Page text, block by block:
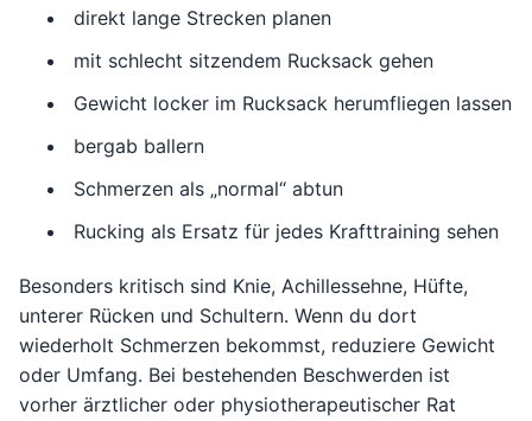
direkt lange Strecken planen
mit schlecht sitzendem Rucksack gehen
Gewicht locker im Rucksack herumfliegen lassen
bergab ballern
Schmerzen als „normal“ abtun
Rucking als Ersatz für jedes Krafttraining sehen
Besonders kritisch sind Knie, Achillessehne, Hüfte,
unterer Rücken und Schultern. Wenn du dort
wiederholt Schmerzen bekommst, reduziere Gewicht
oder Umfang. Bei bestehenden Beschwerden ist
vorher ärztlicher oder physiotherapeutischer Rat